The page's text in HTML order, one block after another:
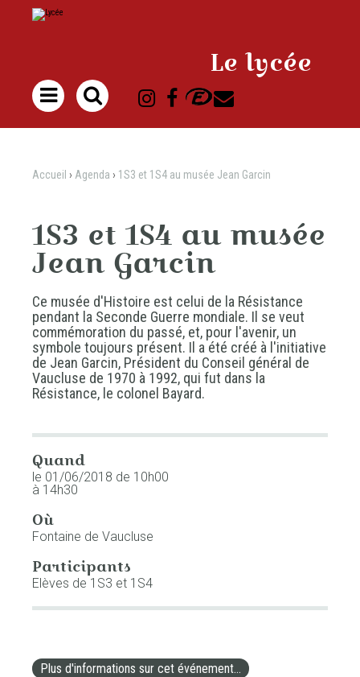
au
contenu.
personnels
Le lycée

Accueil › Agenda › 1S3 et 1S4 au musée Jean Garcin
1S3 et 1S4 au musée
Jean Garcin
Ce musée d'Histoire est celui de la Résistance
pendant la Seconde Guerre mondiale. Il se veut
commémoration du passé, et, pour l'avenir, un
symbole toujours présent. Il a été créé à l'initiative
de Jean Garcin, Président du Conseil général de
Vaucluse de 1970 à 1992, qui fut dans la
Résistance, le colonel Bayard.
Quand
le 01/06/2018 de 10h00
à 14h30
Où
Fontaine de Vaucluse
Participants
Elèves de 1S3 et 1S4
Plus d'informations sur cet événement…